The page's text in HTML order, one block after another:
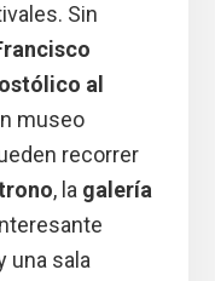
Sin
al
museo
recorrer
, la galería
una sala